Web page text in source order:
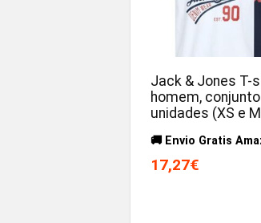
Jack & Jones T-
homem,
unidades (XS e
🚚 Envio Gratis
17,27€